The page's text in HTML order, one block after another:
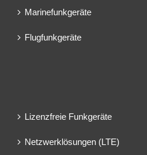
Marinefunkgeräte
Flugfunkgeräte
Lizenzfreie Funkgeräte
Netzwerklösungen (LTE)